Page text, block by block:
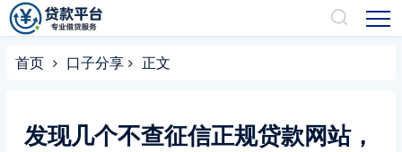
首页 口子分享 正文
发现几个不查征信正规贷款网站，